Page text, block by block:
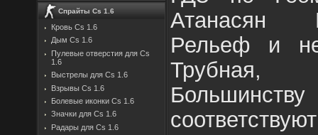
Спрайты Cs 1.6
Кровь Cs 1.6
Дым Cs 1.6
Пулевые отверстия для Cs
1.6
Выстрелы для Cs 1.6
Взрывы Cs 1.6
Болевые иконки Cs 1.6
Значки для Cs 1.6
Радары для Cs 1.6
Атанасян
Рельеф и
Трубная,